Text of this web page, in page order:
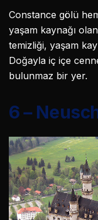
Constance gölü
yaşam kaynağı
temizliği, yaşam
Doğayla iç içe
bulunmaz bir yer.
6 –